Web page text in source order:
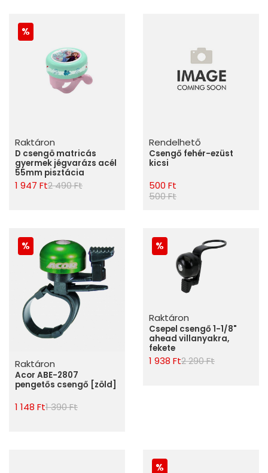
Raktáron
D csengö matricás
gyermek jégvarázs acél
55mm pisztácia
1 947 Ft2 490 Ft
Rendelhető
Csengő fehér-ezüst
kicsi
500 Ft
500 Ft
Raktáron
Acor ABE-2807
pengetős csengő [zöld]
1 148 Ft1 390 Ft
Raktáron
Csepel csengő 1-1/8"
ahead villanyakra,
fekete
1 938 Ft2 290 Ft